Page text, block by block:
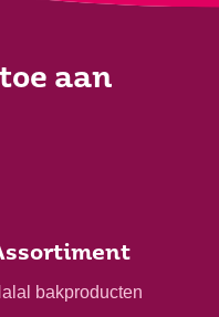
aan
bakproducten